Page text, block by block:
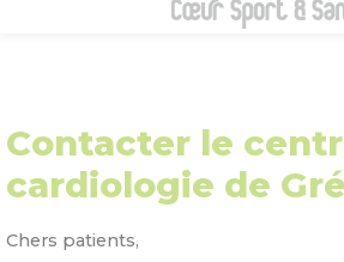
Contacter le
cardiologie de
Chers patients,